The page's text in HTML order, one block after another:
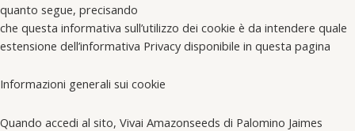
quanto segue, precisando
che questa informativa sull’utilizzo dei cookie è da intendere quale
estensione dell’informativa Privacy disponibile in questa pagina
Informazioni generali sui cookie
Quando accedi al sito, Vivai Amazonseeds di Palomino Jaimes